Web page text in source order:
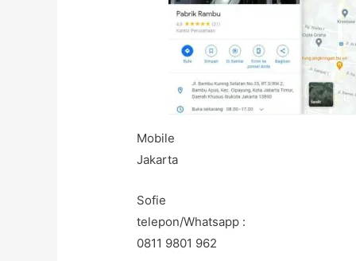
Mobile
Jakarta
Sofie
telepon/Whatsapp :
0811 9801 962